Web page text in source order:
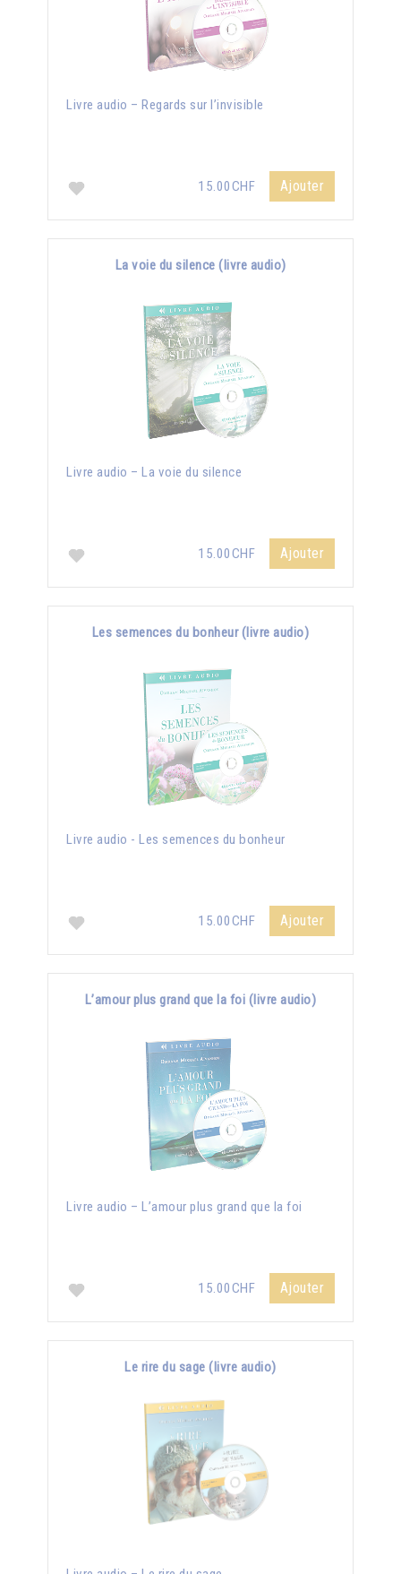
Livre audio – Regards sur l’invisible
15.00CHF Ajouter
La voie du silence (livre audio)
Livre audio – La voie du silence
15.00CHF Ajouter
Les semences du bonheur (livre audio)
Livre audio - Les semences du bonheur
15.00CHF Ajouter
L’amour plus grand que la foi (livre audio)
Livre audio – L’amour plus grand que la foi
15.00CHF Ajouter
Le rire du sage (livre audio)